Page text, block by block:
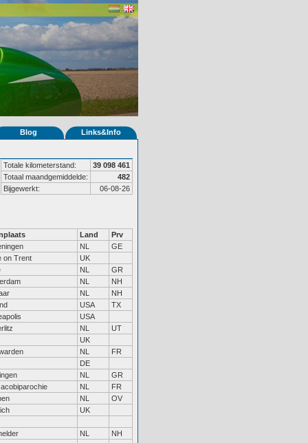
Blog Links&Info
Totale kilometerstand:
39 098 461
Totaal maandgemiddelde:
482
Bijgewerkt:
06-08-26
Land
Prv
NL
GE
on Trent
UK
NL
GR
NL
NH
NL
NH
USA
TX
USA
NL
UT
UK
NL
FR
DE
NL
GR
NL
FR
NL
OV
UK
NL NH